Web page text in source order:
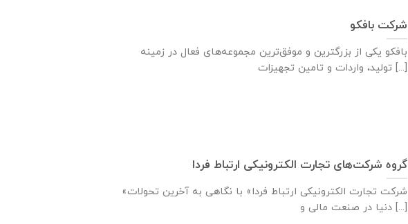
شرکت بافکو
بافکو یکی از بزرگترین و موفق‌ترین مجموعه‌های فعال در زمینه
تولید، واردات و تامین تجهیزات [...]
گروه شرکت‌های تجارت الکترونیکی ارتباط فردا
«شرکت تجارت الکترونیکی ارتباط فردا» با نگاهی به آخرین تحولات
دنیا در صنعت مالی و [...]